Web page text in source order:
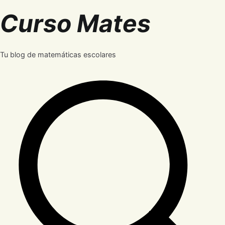
al
contenido
Curso Mates
Tu blog de matemáticas escolares